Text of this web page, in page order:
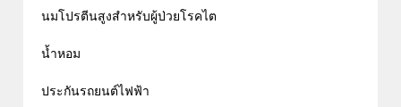
นมโปรตีนสูงสำหรับผู้ป่วยโรคไต
น้ำหอม
ประกันรถยนต์ไฟฟ้า